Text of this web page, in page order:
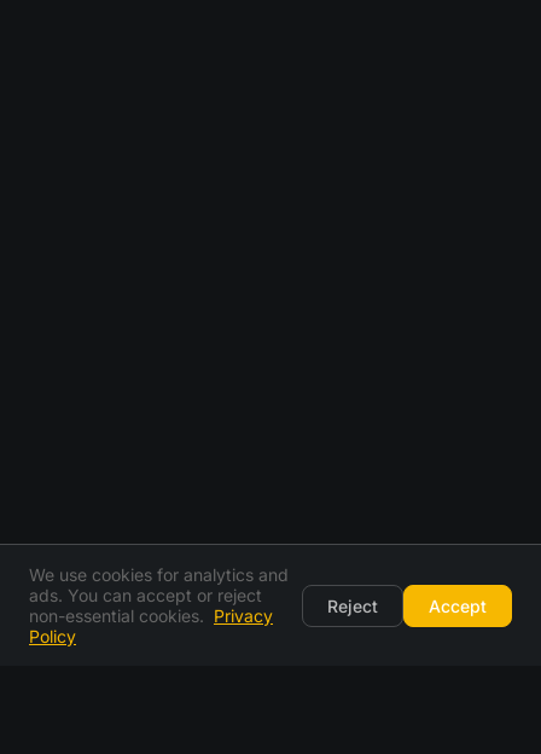
We use cookies for analytics and
ads. You can accept or reject
non-essential cookies. Privacy
Policy
Reject Accept